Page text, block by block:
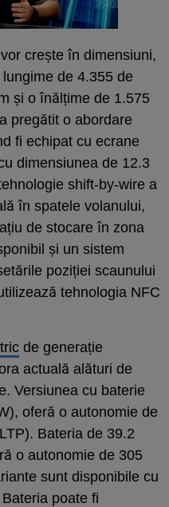
crește în dimensiuni,
de 4.355 de
și o înălțime de 1.575
pregătit o abordare
fi echipat cu ecrane
dimensiunea de 12.3
shift-by-wire a
în spatele volanului,
de stocare în zona
și un sistem
poziției scaunului
tehnologia NFC
de generație
actuală alături de
Versiunea cu baterie
oferă o autonomie de
Bateria de 39.2
o autonomie de 305
sunt disponibile cu
poate fi